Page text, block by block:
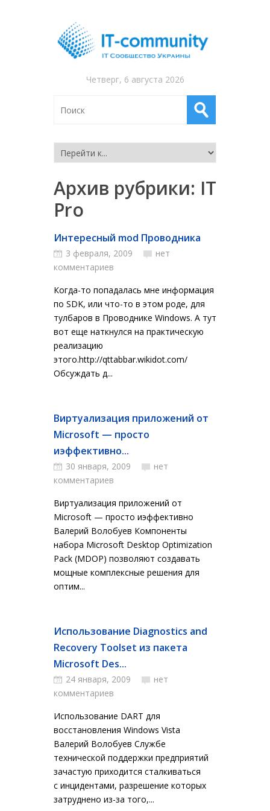
Четверг, 6 августа 2026
Архив рубрики: IT
Pro
Интересный mod Проводника
3 февраля, 2009
нет
комментариев
Когда-то попадалась мне информация
по SDK, или что-то в этом роде, для
тулбаров в Проводнике Windows. А тут
вот еще наткнулся на практическую
реализацию
этого.http://qttabbar.wikidot.com/
Обсуждать д...
Виртуализация приложений от
Microsoft — просто
иэффективно...
30 января, 2009
нет
комментариев
Виртуализация приложений от
Microsoft — просто иэффективно
Валерий Волобуев Компоненты
набора Microsoft Desktop Optimization
Pack (MDOP) позволяют создавать
мощные комплексные решения для
оптим...
Использование Diagnostics and
Recovery Toolset из пакета
Microsoft Des...
24 января, 2009
нет
комментариев
Использование DART для
восстановления Windows Vista
Валерий Волобуев Службе
технической поддержки предприятий
зачастую приходится сталкиваться
с инцидентами, разрешение которых
затруднено из-за того,...